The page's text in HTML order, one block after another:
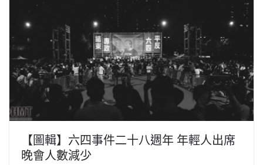
【圖輯】六四事件二十八週年 年輕人出席
晚會人數減少